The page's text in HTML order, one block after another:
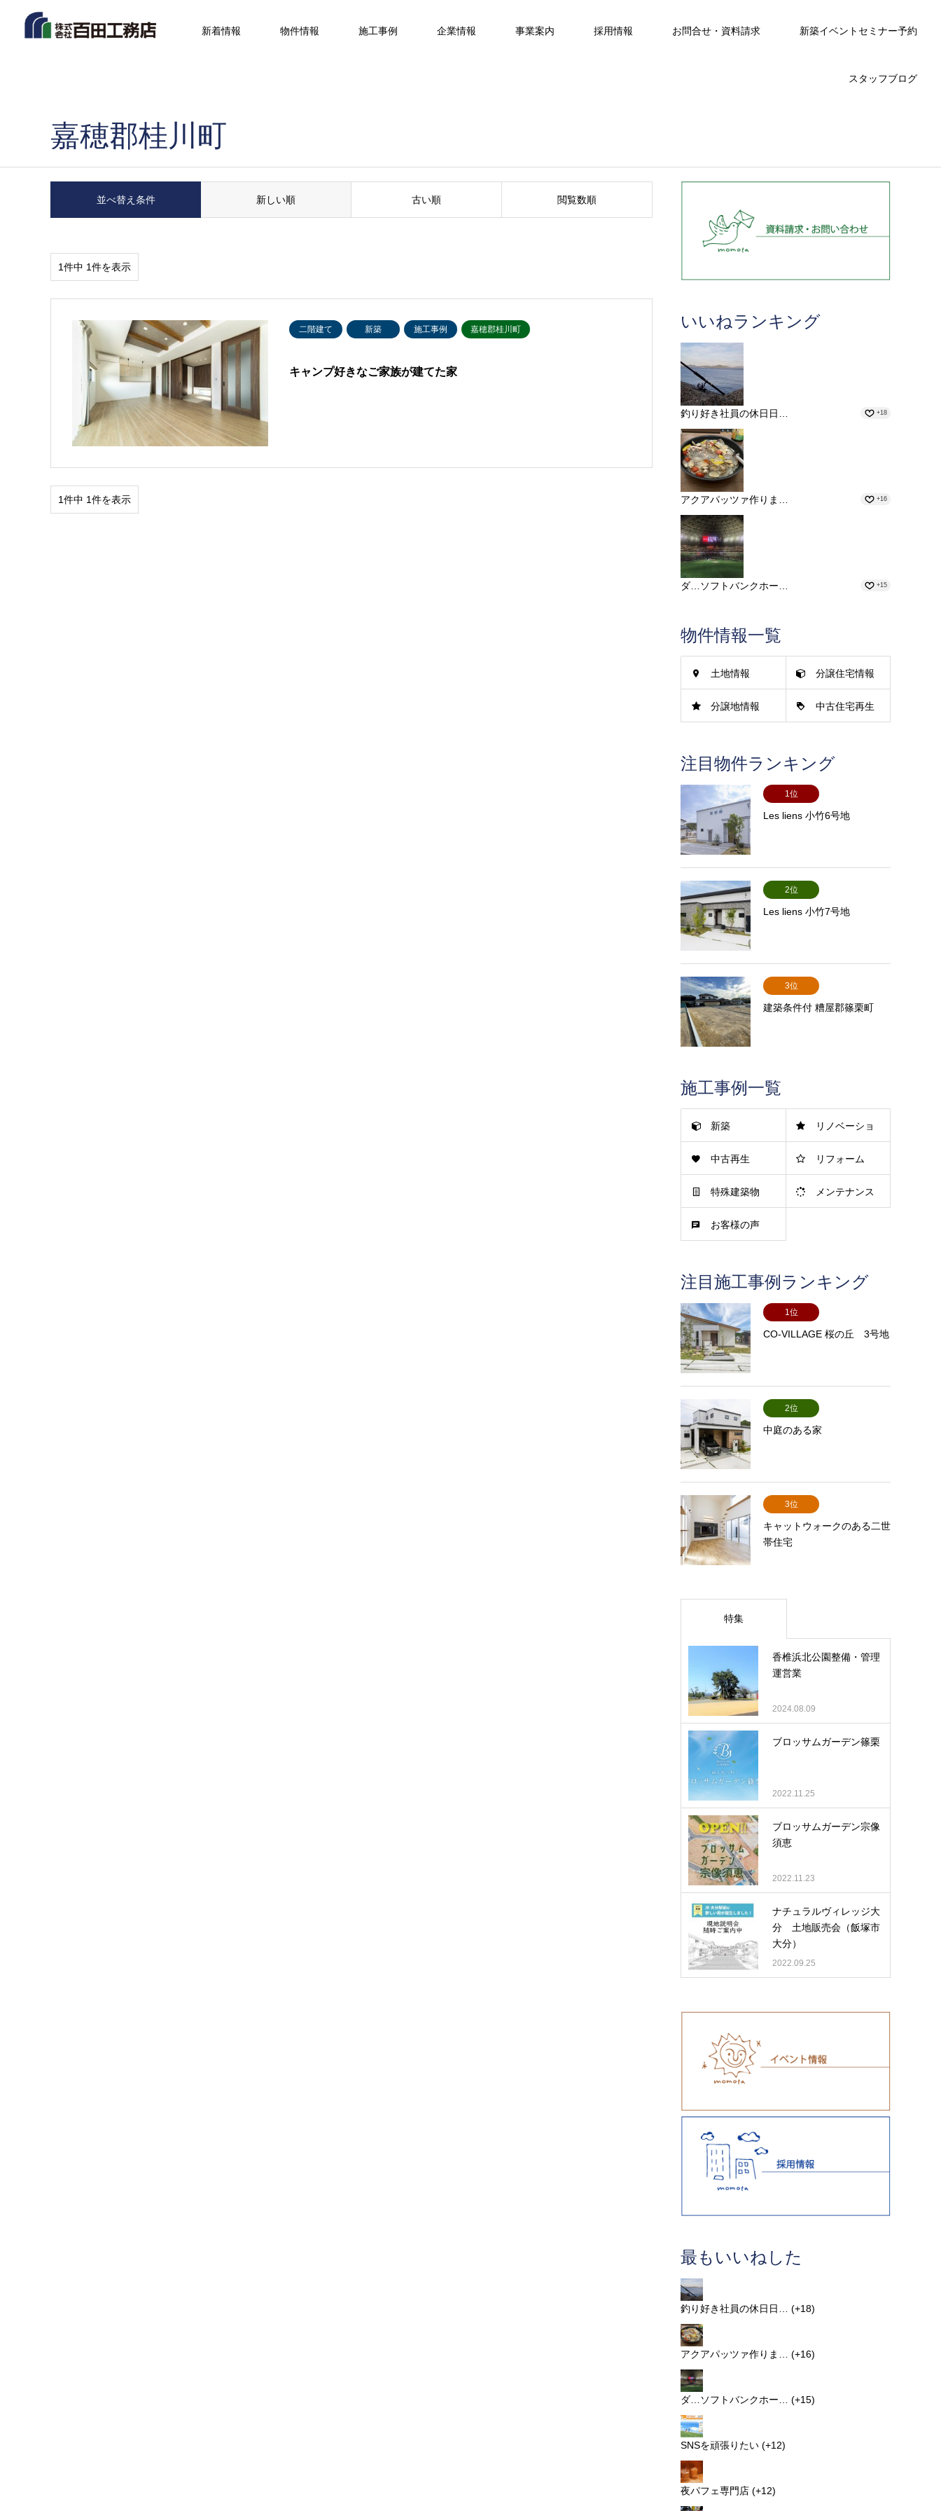
新着情報 物件情報 施工事例 企業情報 事業案内 採用情報 お問合せ・資料請求 新築イベントセミナー予約
スタッフブログ
嘉穂郡桂川町
並べ替え条件 新しい順 古い順 閲覧数順
1件中 1件を表示
二階建て 新築 施工事例 嘉穂郡桂川町
キャンプ好きなご家族が建てた家
1件中 1件を表示
いいねランキング
釣り好き社員の休日日… +18
アクアパッツァ作りま… +16
ダ…ソフトバンクホー… +15
物件情報一覧
土地情報 分譲住宅情報
分譲地情報 中古住宅再生
注目物件ランキング
1位
Les liens 小竹6号地
2位
Les liens 小竹7号地
3位
建築条件付 糟屋郡篠栗町
施工事例一覧
新築 リノベーショ
ン
中古再生 リフォーム
特殊建築物 メンテナンス
お客様の声
注目施工事例ランキング
1位
CO-VILLAGE 桜の丘 3号地
2位
中庭のある家
3位
キャットウォークのある二世
帯住宅
特集
香椎浜北公園整備・管理
運営業
2024.08.09
ブロッサムガーデン篠栗
2022.11.25
ブロッサムガーデン宗像
須恵
2022.11.23
ナチュラルヴィレッジ大
分 土地販売会（飯塚市
大分）
2022.09.25
最もいいねした
釣り好き社員の休日日… +18
アクアパッツァ作りま… +16
ダ…ソフトバンクホー… +15
SNSを頑張りたい +12
夜パフェ専門店 +12